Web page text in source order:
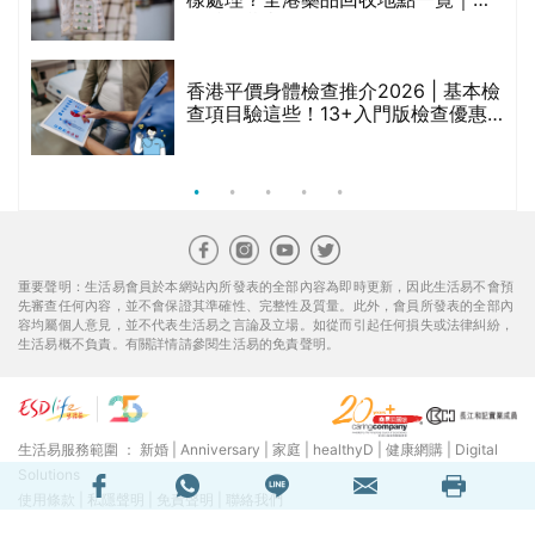
香港平價身體檢查推介2026 | 基本檢
查項目驗這些！13+入門版檢查優惠
重要聲明：生活易會員於本網站內所發表的全部內容為即時更新，因此生活易不會預
先審查任何內容，並不會保證其準確性、完整性及質量。此外，會員所發表的全部內
容均屬個人意見，並不代表生活易之言論及立場。如從而引起任何損失或法律糾紛，
生活易概不負責。有關詳情請參閱生活易的免責聲明。
生活易服務範圍 ： 新婚 Anniversary 家庭 healthyD 健康網購
Digital
Solutions
使用條款
私隱聲明 免責聲明
聯絡我們